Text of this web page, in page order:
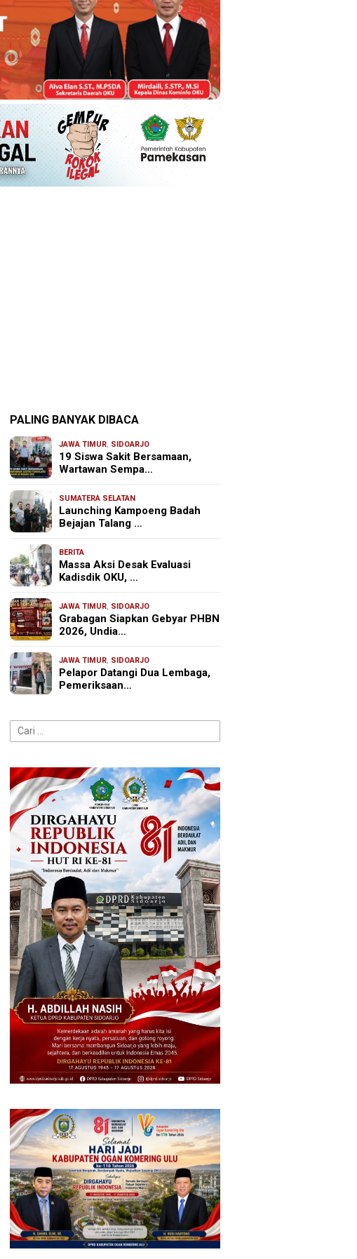
PALING BANYAK DIBACA
JAWA TIMUR, SIDOARJO
19 Siswa Sakit Bersamaan,
Wartawan Sempa…
SUMATERA SELATAN
Launching Kampoeng Badah
Bejajan Talang …
BERITA
Massa Aksi Desak Evaluasi
Kadisdik OKU, …
JAWA TIMUR, SIDOARJO
Grabagan Siapkan Gebyar PHBN
2026, Undia…
JAWA TIMUR, SIDOARJO
Pelapor Datangi Dua Lembaga,
Pemeriksaan…
Cari
untuk: